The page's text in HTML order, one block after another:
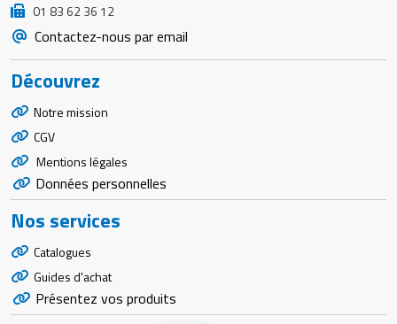
01 83 62 36 12
Contactez-nous par email
Découvrez
Notre mission
CGV
Mentions légales
Données personnelles
Nos services
Catalogues
Guides d'achat
Présentez vos produits